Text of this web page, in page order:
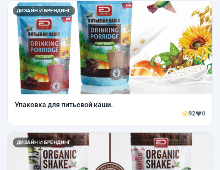
ДИЗАЙН И БРЕНДИНГ
Упаковка для питьевой каши.
92 0
ДИЗАЙН И БРЕНДИНГ